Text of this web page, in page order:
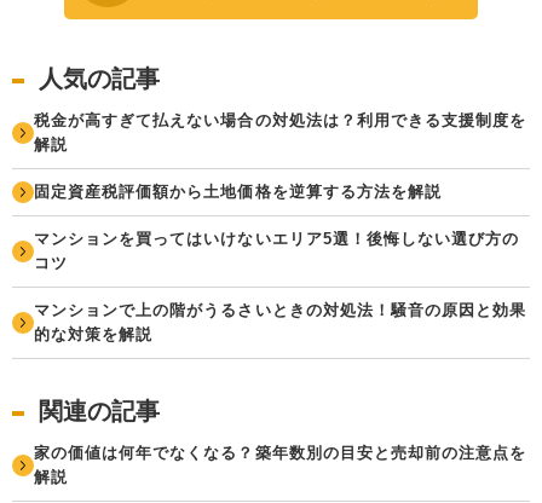
人気の記事
税金が高すぎて払えない場合の対処法は？利用できる支援制度を
解説
固定資産税評価額から土地価格を逆算する方法を解説
マンションを買ってはいけないエリア5選！後悔しない選び方の
コツ
マンションで上の階がうるさいときの対処法！騒音の原因と効果
的な対策を解説
関連の記事
家の価値は何年でなくなる？築年数別の目安と売却前の注意点を
解説